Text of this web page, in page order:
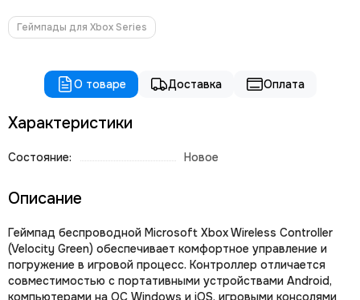
Геймпады для Xbox Series
О товаре Доставка Оплата
Характеристики
Состояние: Новое
Описание
Геймпад беспроводной Microsoft Xbox Wireless Controller
(Velocity Green) обеспечивает комфортное управление и
погружение в игровой процесс. Контроллер отличается
совместимостью с портативными устройствами Android,
компьютерами на ОС Windows и iOS, игровыми консолями